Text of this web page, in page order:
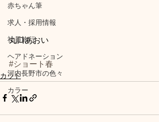
赤ちゃん筆
求人・採用情報
社員旅行
ヘアドネーション
河内長野市の色々
カラー
丸口あおい
#ショート春
カット